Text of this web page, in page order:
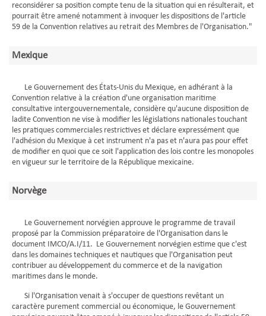
reconsidérer sa position compte tenu de la situation qui en résulterait, et
pourrait être amené notamment à invoquer les dispositions de l'article
59 de la Convention relatives au retrait des Membres de l'Organisation."
Mexique
Le Gouvernement des États-Unis du Mexique, en adhérant à la
Convention relative à la création d'une organisation maritime
consultative intergouvernementale, considère qu'aucune disposition de
ladite Convention ne vise à modifier les législations nationales touchant
les pratiques commerciales restrictives et déclare expressément que
l'adhésion du Mexique à cet instrument n'a pas et n'aura pas pour effet
de modifier en quoi que ce soit l'application des lois contre les monopoles
en vigueur sur le territoire de la République mexicaine.
Norvège
Le Gouvernement norvégien approuve le programme de travail
proposé par la Commission préparatoire de l'Organisation dans le
document IMCO/A.I/11. Le Gouvernement norvégien estime que c'est
dans les domaines techniques et nautiques que l'Organisation peut
contribuer au développement du commerce et de la navigation
maritimes dans le monde.
Si l'Organisation venait à s'occuper de questions revêtant un
caractère purement commercial ou économique, le Gouvernement